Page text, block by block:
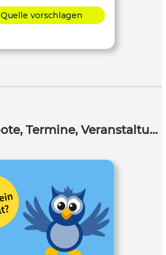
Quelle vorschlagen
Bildungsangebote, Termine, Veranstaltungen